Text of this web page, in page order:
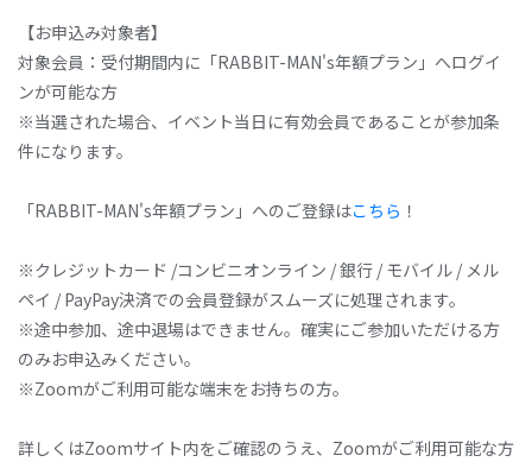
【お申込み対象者】
対象会員：受付期間内に「RABBIT-MAN's年額プラン」へログイ
ンが可能な方
※当選された場合、イベント当日に有効会員であることが参加条
件になります。
「RABBIT-MAN's年額プラン」へのご登録はこちら ！
※クレジットカード /コンビニオンライン / 銀行 / モバイル / メル
ペイ / PayPay決済での会員登録がスムーズに処理されます。
※途中参加、途中退場はできません。確実にご参加いただける方
のみお申込みください。
※Zoomがご利用可能な端末をお持ちの方。
詳しくはZoomサイト内をご確認のうえ、Zoomがご利用可能な方